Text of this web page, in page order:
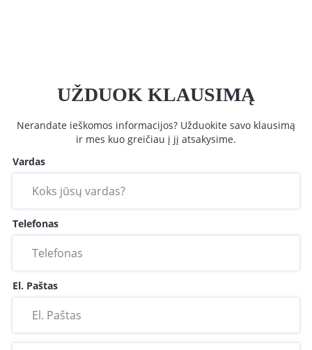
UŽDUOK KLAUSIMĄ
Nerandate ieškomos informacijos? Užduokite savo klausimą
ir mes kuo greičiau į jį atsakysime.
Vardas
Telefonas
El. Paštas